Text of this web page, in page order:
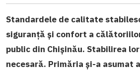
Standardele de calitate
siguranță și confort a
public din Chișinău. Stabilirea
necesară. Primăria și-a asumat